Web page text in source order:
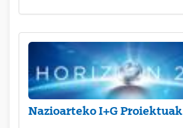
Nazioarteko I+G Proiektuak